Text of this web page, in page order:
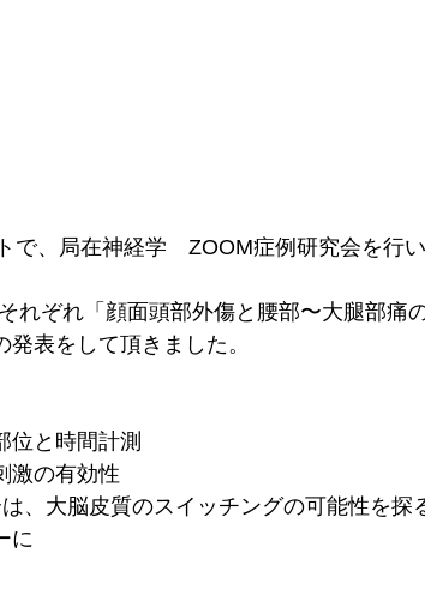
、局在神経学　ZOOM症例研究会を行い
れぞれ「顔面頭部外傷と腰部〜大腿部痛
表をして頂きました。
位と時間計測
激の有効性
、大脳皮質のスイッチングの可能性を探
に